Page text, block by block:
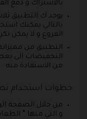
بالاشتراك و دفع
يوجد ك التطبيق
بالتالي يمكنك
الفروع و لا يمكن
التطبيق من
التخفيضات الى
من الاستفادة منه .
خطوات استخدام
من خلال الصفحة
و التي منها ”